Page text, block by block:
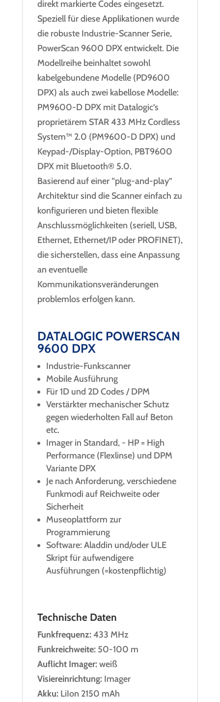
direkt markierte Codes eingesetzt.
Speziell für diese Applikationen wurde
die robuste Industrie-Scanner Serie,
PowerScan 9600 DPX entwickelt. Die
Modellreihe beinhaltet sowohl
kabelgebundene Modelle (PD9600
DPX) als auch zwei kabellose Modelle:
PM9600-D DPX mit Datalogic’s
proprietärem STAR 433 MHz Cordless
System™ 2.0 (PM9600-D DPX) und
Keypad-/Display-Option, PBT9600
DPX mit Bluetooth® 5.0.
Basierend auf einer “plug-and-play”
Architektur sind die Scanner einfach zu
konfigurieren und bieten flexible
Anschlussmöglichkeiten (seriell, USB,
Ethernet, Ethernet/IP oder PROFINET),
die sicherstellen, dass eine Anpassung
an eventuelle
Kommunikationsveränderungen
problemlos erfolgen kann.
DATALOGIC POWERSCAN
9600 DPX
Industrie-Funkscanner
Mobile Ausführung
Für 1D und 2D Codes / DPM
Verstärkter mechanischer Schutz
gegen wiederholten Fall auf Beton
etc.
Imager in Standard, - HP = High
Performance (Flexlinse) und DPM
Variante DPX
Je nach Anforderung, verschiedene
Funkmodi auf Reichweite oder
Sicherheit
Museoplattform zur
Programmierung
Software: Aladdin und/oder ULE
Skript für aufwendigere
Ausführungen (=kostenpflichtig)
Technische Daten
Funkfrequenz:433 MHz
Funkreichweite:50-100 m
Auflicht Imager:weiß
Visiereinrichtung:Imager
Akku:LiIon 2150 mAh